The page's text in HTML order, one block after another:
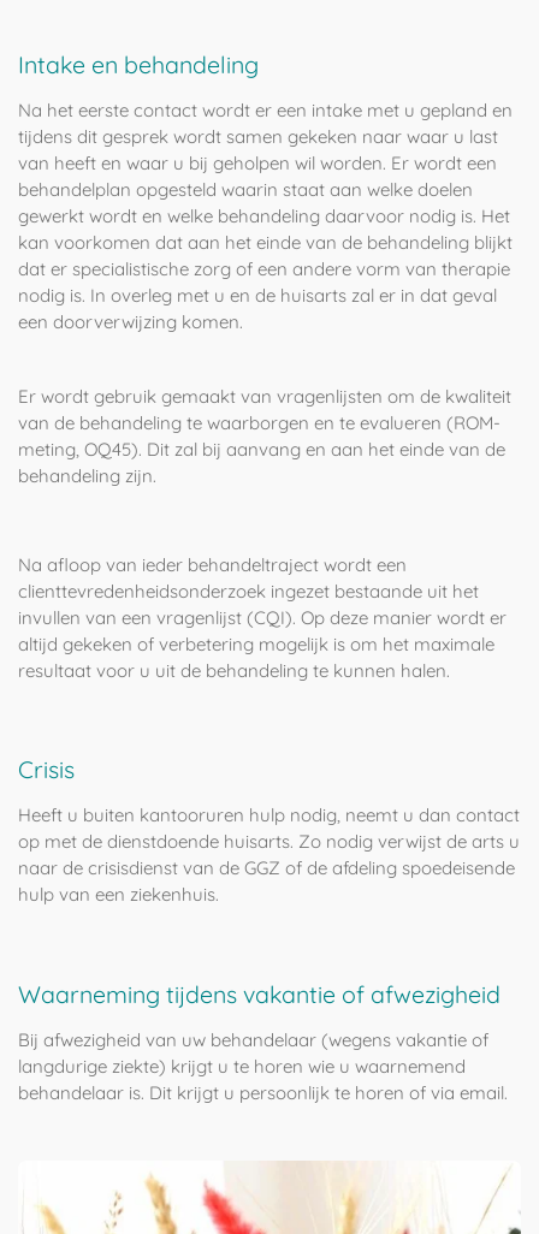
Intake en behandeling
Na het eerste contact wordt er een intake met u gepland en
tijdens dit gesprek wordt samen gekeken naar waar u last
van heeft en waar u bij geholpen wil worden. Er wordt een
behandelplan opgesteld waarin staat aan welke doelen
gewerkt wordt en welke behandeling daarvoor nodig is. Het
kan voorkomen dat aan het einde van de behandeling blijkt
dat er specialistische zorg of een andere vorm van therapie
nodig is. In overleg met u en de huisarts zal er in dat geval
een doorverwijzing komen.
Er wordt gebruik gemaakt van vragenlijsten om de kwaliteit
van de behandeling te waarborgen en te evalueren (ROM-
meting, OQ45). Dit zal bij aanvang en aan het einde van de
behandeling zijn.
Na afloop van ieder behandeltraject wordt een
clienttevredenheidsonderzoek ingezet bestaande uit het
invullen van een vragenlijst (CQI). Op deze manier wordt er
altijd gekeken of verbetering mogelijk is om het maximale
resultaat voor u uit de behandeling te kunnen halen.
Crisis
Heeft u buiten kantooruren hulp nodig, neemt u dan contact
op met de dienstdoende huisarts. Zo nodig verwijst de arts u
naar de crisisdienst van de GGZ of de afdeling spoedeisende
hulp van een ziekenhuis.
Waarneming tijdens vakantie of afwezigheid
Bij afwezigheid van uw behandelaar (wegens vakantie of
langdurige ziekte) krijgt u te horen wie u waarnemend
behandelaar is. Dit krijgt u persoonlijk te horen of via email.